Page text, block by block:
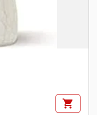
shopping_cart